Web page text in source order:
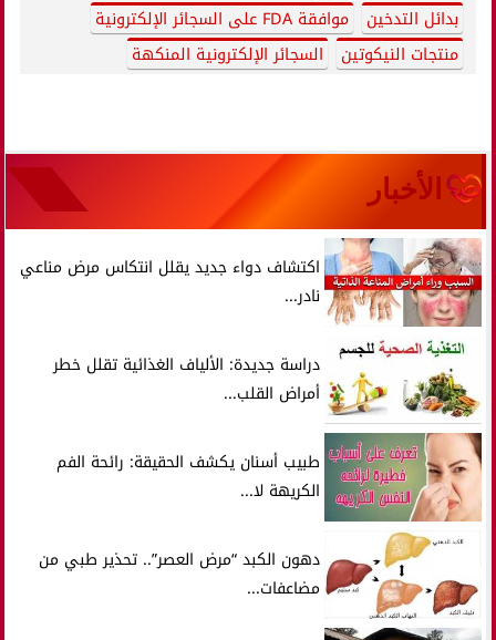
بدائل التدخين
موافقة FDA على السجائر الإلكترونية
منتجات النيكوتين
السجائر الإلكترونية المنكهة
الأخبار
اكتشاف دواء جديد يقلل انتكاس مرض مناعي
نادر...
دراسة جديدة: الألياف الغذائية تقلل خطر
أمراض القلب...
طبيب أسنان يكشف الحقيقة: رائحة الفم
الكريهة لا...
دهون الكبد “مرض العصر”.. تحذير طبي من
مضاعفات...